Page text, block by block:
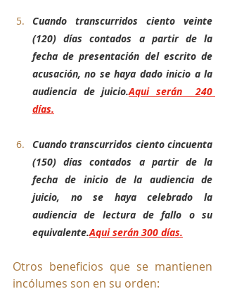
Cuando transcurridos ciento veinte
(120) días contados a partir de la
fecha de presentación del escrito de
acusación, no se haya dado inicio a la
audiencia de juicio.Aqui serán  240
días.
Cuando transcurridos ciento cincuenta
(150) días contados a partir de la
fecha de inicio de la audiencia de
juicio, no se haya celebrado la
audiencia de lectura de fallo o su
equivalente.Aqui serán 300 días.
Otros beneficios que se mantienen
incólumes son en su orden: